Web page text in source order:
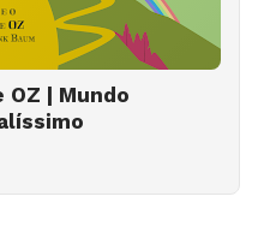
OZ | Mundo